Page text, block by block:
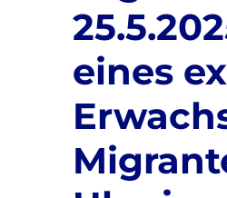
eines